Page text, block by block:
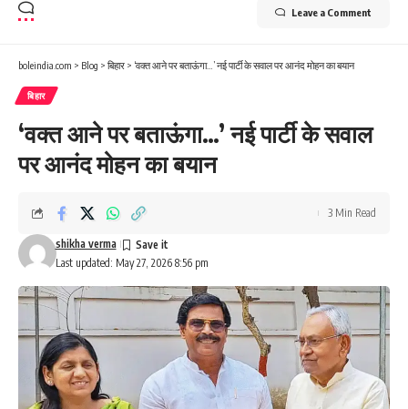
Leave a Comment
boleindia.com > Blog > बिहार > ‘वक्त आने पर बताऊंगा…’ नई पार्टी के सवाल पर आनंद मोहन का बयान
बिहार
‘वक्त आने पर बताऊंगा…’ नई पार्टी के सवाल
पर आनंद मोहन का बयान
Last updated: May 27, 2026 8:56 pm
shikha verma
3 Min Read